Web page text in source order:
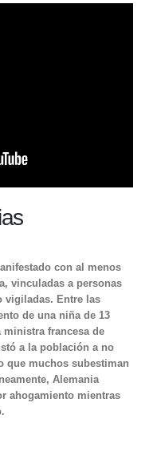
con al menos
vinculadas a personas
vigiladas. Entre las
de una niña de 13
francesa de
a la población a no
que muchos subestiman
Alemania
ahogamiento mientras